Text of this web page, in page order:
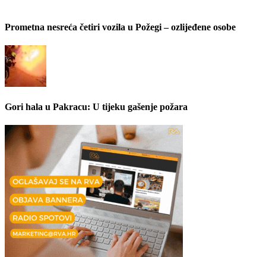
Prometna nesreća četiri vozila u Požegi – ozlijeđene osobe
Gori hala u Pakracu: U tijeku gašenje požara